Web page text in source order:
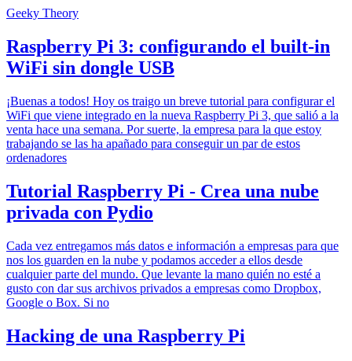
Geeky Theory
Raspberry Pi 3: configurando el built-in
WiFi sin dongle USB
¡Buenas a todos! Hoy os traigo un breve tutorial para configurar el
WiFi que viene integrado en la nueva Raspberry Pi 3, que salió a la
venta hace una semana. Por suerte, la empresa para la que estoy
trabajando se las ha apañado para conseguir un par de estos
ordenadores
Tutorial Raspberry Pi - Crea una nube
privada con Pydio
Cada vez entregamos más datos e información a empresas para que
nos los guarden en la nube y podamos acceder a ellos desde
cualquier parte del mundo. Que levante la mano quién no esté a
gusto con dar sus archivos privados a empresas como Dropbox,
Google o Box. Si no
Hacking de una Raspberry Pi